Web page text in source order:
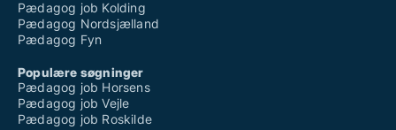
Pædagog job Kolding
Pædagog Nordsjælland
Pædagog Fyn
Populære søgninger
Pædagog job Horsens
Pædagog job Vejle
Pædagog job Roskilde